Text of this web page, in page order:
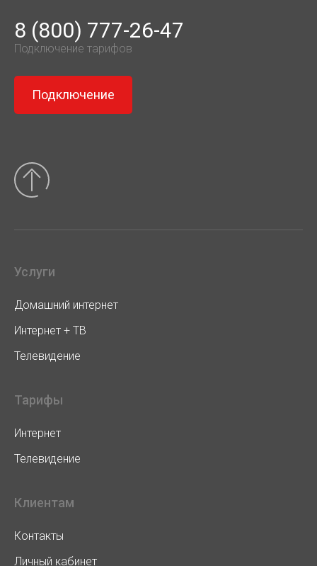
8 (800) 777-26-47
Подключение тарифов
Подключение
Услуги
Домашний интернет
Интернет + ТВ
Телевидение
Тарифы
Интернет
Телевидение
Клиентам
Контакты
Личный кабинет